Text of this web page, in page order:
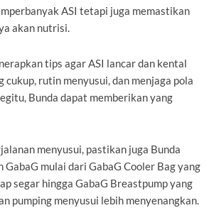
ASI tetapi juga memastikan
akan nutrisi.
tips agar ASI lancar dan kental
cukup, rutin menyusui, dan menjaga pola
Bunda dapat memberikan yang
menyusui, pastikan juga Bunda
mulai dari GabaG Cooler Bag yang
segar hingga GabaG Breastpump yang
pumping menyusui lebih menyenangkan.